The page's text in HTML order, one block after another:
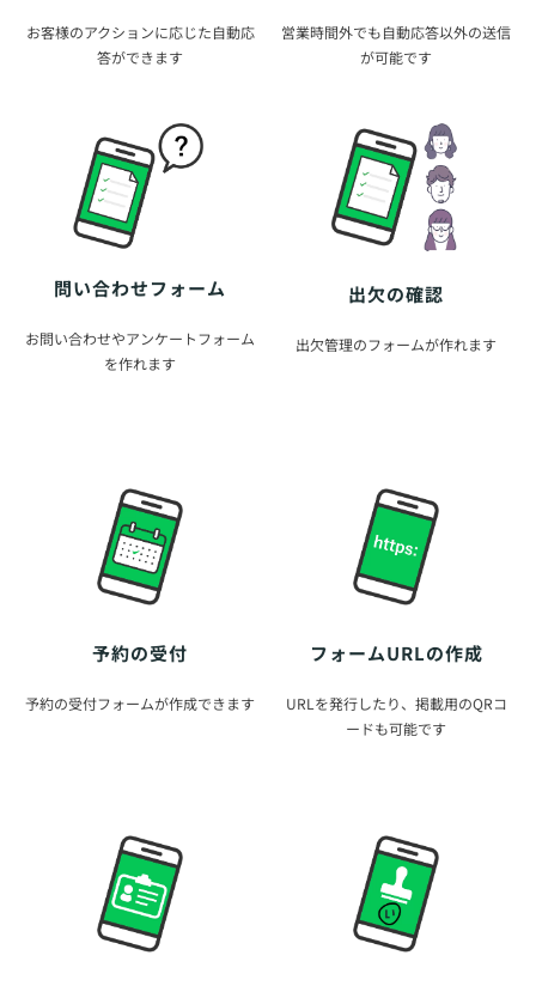
お客様のアクションに応じた自動応
答ができます
営業時間外でも自動応答以外の送信
が可能です
問い合わせフォーム
お問い合わせやアンケートフォーム
を作れます
出欠の確認
出欠管理のフォームが作れます
予約の受付
予約の受付フォームが作成できます
フォームURLの作成
URLを発行したり、掲載用のQRコ
ードも可能です